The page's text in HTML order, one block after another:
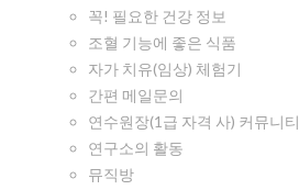
꼭! 필요한 건강 정보
조혈 기능에 좋은 식품
자가 치유(임상) 체험기
간편 메일문의
연수원장(1급 자격 사) 커뮤니티
연구소의 활동
뮤직방